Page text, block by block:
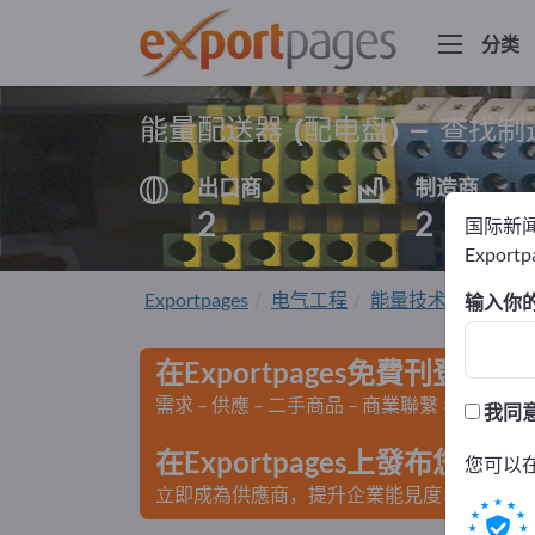
分类
能量配送器 (配电盘) – 查找制
出口商
2
制造商
2
Exportpages 电气工程 能量技术 能量配
在Exportpages免費刊登廣告
需求 – 供應 – 二手商品 – 商業聯繫 >> 由此開
在Exportpages上發布您的公
立即成為供應商，提升企業能見度>> 點此發
国际新
输入你
我同
您可以